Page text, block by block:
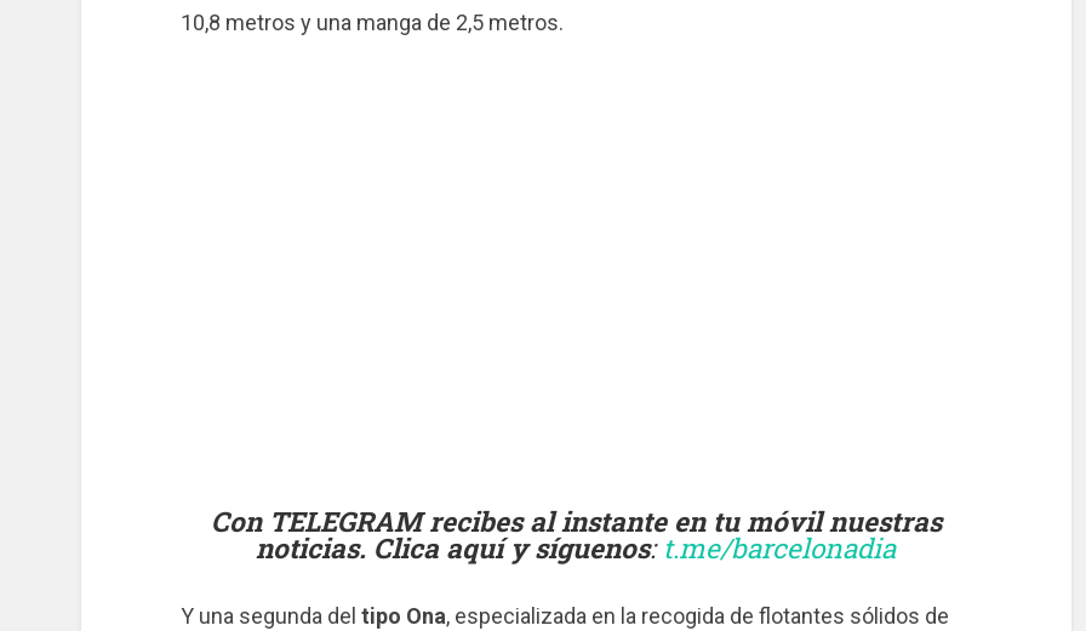
10,8 metros y una manga de 2,5 metros.
Con TELEGRAM recibes al instante en tu móvil nuestras
noticias. Clica aquí y síguenos: t.me/barcelonadia
Y una segunda del tipo Ona, especializada en la recogida de flotantes sólidos de